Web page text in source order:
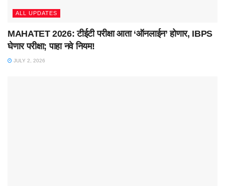
ALL UPDATES
MAHATET 2026: टीईटी परीक्षा आता ‘ऑनलाईन’ होणार, IBPS
घेणार परीक्षा; पाहा नवे नियम!
JULY 2, 2026